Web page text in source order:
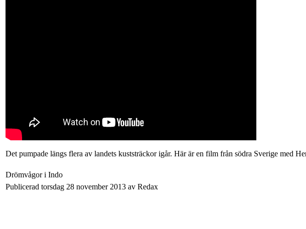
Det pumpade längs flera av landets kuststräckor igår. Här är en film från södra Sverige med
Drömvågor i Indo
Publicerad torsdag 28 november 2013 av Redax